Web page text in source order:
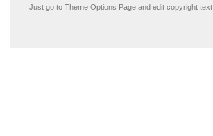
Just go to Theme Options Page and edit copyright text